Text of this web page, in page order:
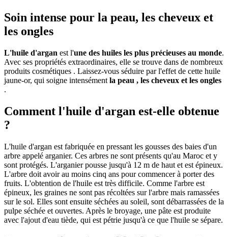
Soin intense pour la peau, les cheveux et
les ongles
L'huile d'argan est l'une des huiles les plus précieuses au monde.
Avec ses propriétés extraordinaires, elle se trouve dans de nombreux
produits cosmétiques . Laissez-vous séduire par l'effet de cette huile
jaune-or, qui soigne intensément la peau , les cheveux et les ongles
.
Comment l'huile d'argan est-elle obtenue
?
L'huile d'argan est fabriquée en pressant les gousses des baies d'un
arbre appelé arganier. Ces arbres ne sont présents qu'au Maroc et y
sont protégés. L'arganier pousse jusqu'à 12 m de haut et est épineux.
L'arbre doit avoir au moins cinq ans pour commencer à porter des
fruits. L'obtention de l'huile est très difficile. Comme l'arbre est
épineux, les graines ne sont pas récoltées sur l'arbre mais ramassées
sur le sol. Elles sont ensuite séchées au soleil, sont débarrassées de la
pulpe séchée et ouvertes. Après le broyage, une pâte est produite
avec l'ajout d'eau tiède, qui est pétrie jusqu'à ce que l'huile se sépare.